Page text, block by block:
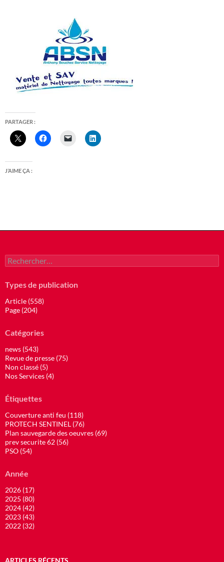
PARTAGER :
J’AIME ÇA :
Rechercher :
Types de publication
Article (558)
Page (204)
Catégories
news (543)
Revue de presse (75)
Non classé (5)
Nos Services (4)
Étiquettes
Couverture anti feu (118)
PROTECH SENTINEL (76)
Plan sauvegarde des oeuvres (69)
prev securite 62 (56)
PSO (54)
Année
2026 (17)
2025 (80)
2024 (42)
2023 (43)
2022 (32)
ARTICLES RÉCENTS